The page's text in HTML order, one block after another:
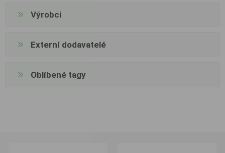
Výrobci
Externí dodavatelé
Oblíbené tagy